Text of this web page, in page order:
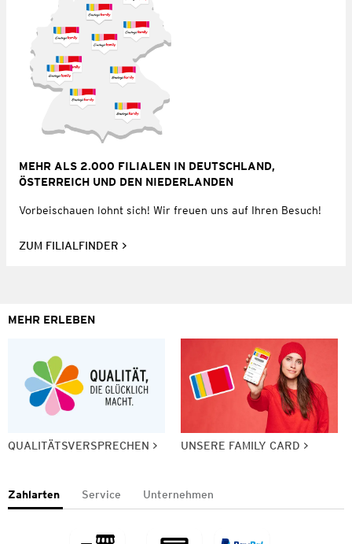
MEHR ALS 2.000 FILIALEN IN DEUTSCHLAND,
ÖSTERREICH UND DEN NIEDERLANDEN
Vorbeischauen lohnt sich! Wir freuen uns auf Ihren Besuch!
ZUM FILIALFINDER
MEHR ERLEBEN
QUALITÄTSVERSPRECHEN UNSERE FAMILY CARD
Zahlarten Service Unternehmen